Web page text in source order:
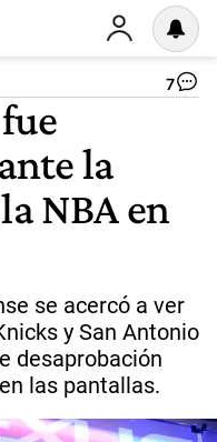
7
la
NBA en
se acercó a ver
y San Antonio
desaprobación
las pantallas.